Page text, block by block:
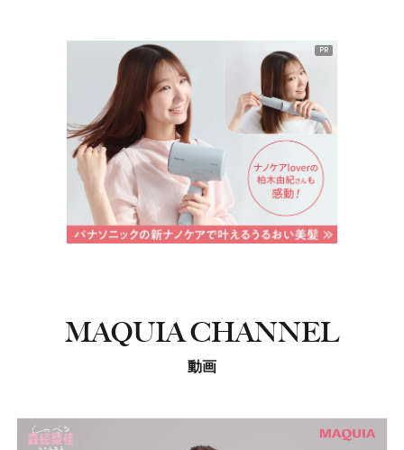
PR
MAQUIA CHANNEL
動画